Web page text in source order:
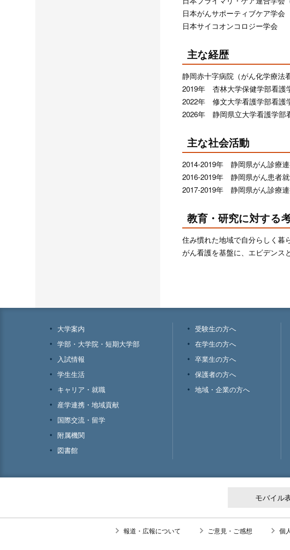
日本がんサポーティブケア学会
日本サイコオンコロジー学会
主な経歴
静岡赤十字病院（がん化学療法
2019年 杏林大学保健学部看護
2022年 修文大学看護学部看護
2026年 静岡県立大学看護学部
主な社会活動
2014-2019年 静岡県がん診療
2016-2019年 静岡県がん患者
2017-2019年 静岡県がん診療
教育・研究に対する
住み慣れた地域で自分らしく暮
がん看護を基盤に、エビデンス
大学案内
学部・大学院・短期大学部
入試情報
学生生活
キャリア・就職
産学連携・地域貢献
国際交流・留学
附属機関
図書館
受験生の方へ
在学生の方へ
卒業生の方へ
保護者の方へ
地域・企業の方へ
モバイル
報道・広報について ご意見・ご感想 個